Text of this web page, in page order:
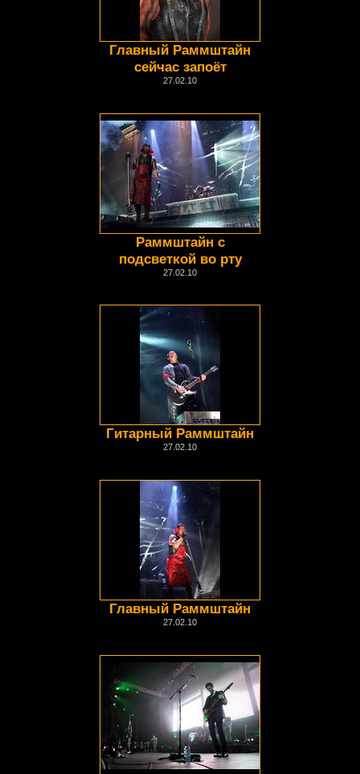
Главный Раммштайн
сейчас запоёт
27.02.10
Раммштайн с
подсветкой во рту
27.02.10
Гитарный Раммштайн
27.02.10
Главный Раммштайн
27.02.10